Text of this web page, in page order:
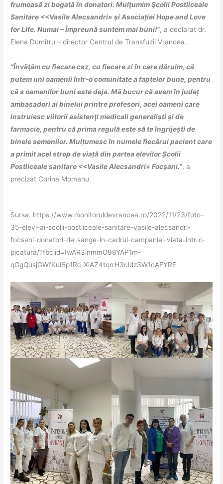
frumoasă zi bogată în donatori. Mulțumim Şcolii Postliceale
Sanitare <<Vasile Alecsandri» și Asociației Hope and Love
for Life. Numai – Împreună suntem mai buni!”, a declarat dr.
Elena Dumitru – director Centrul de Transfuzii Vrancea.
“Învăţăm cu fiecare caz, cu fiecare zi în care dăruim, că
putem uni oamenii într-o comunitate a faptelor bune, pentru
că a oamenilor buni este deja. Mă bucur că avem în județ
ambasadori ai binelui printre profesori, acei oameni care
instruiesc viitorii asistenţi medicali generaliști și de
farmacie, pentru că prima regulă este să te îngrijești de
binele semenilor. Mulțumesc în numele fiecărui pacient care
a primit acel strop de viață din partea elevilor Școlii
Postliceale sanitare <<Vasile Alecsandri» Focşani.”, a
precizat Corina Momanu.
Sursa: https://www.monitoruldevrancea.ro/2022/11/23/foto-
35-elevi-ai-scolii-postliceale-sanitare-vasile-alecsandri-
focsani-donatori-de-sange-in-cadrul-campaniei-viata-intr-o-
picatura/?fbclid=IwAR3inmmO98YAP1m-
qGgQusjGWfKuI5p1Rc-XiAZ4tqrrH3rJdz3W1cAFYRE